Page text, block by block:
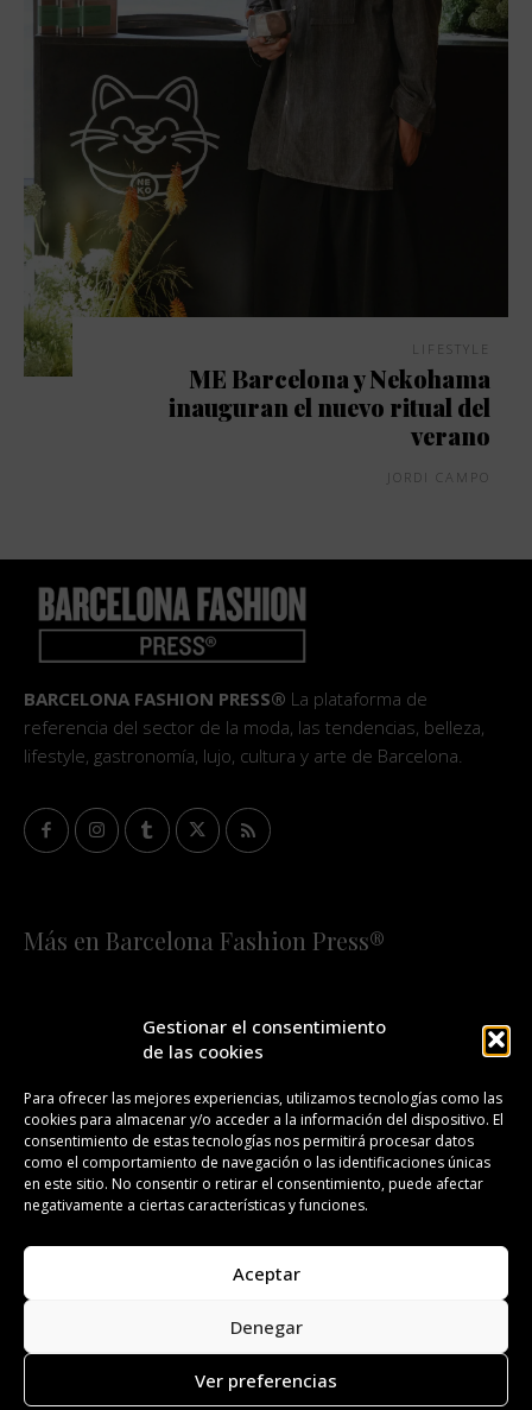
Gestionar el consentimiento
de las cookies
Para ofrecer las mejores experiencias, utilizamos tecnologías como las
cookies para almacenar y/o acceder a la información del dispositivo. El
consentimiento de estas tecnologías nos permitirá procesar datos
como el comportamiento de navegación o las identificaciones únicas
en este sitio. No consentir o retirar el consentimiento, puede afectar
negativamente a ciertas características y funciones.
Aceptar
Denegar
Ver preferencias
LIFESTYLE
ME Barcelona y Nekohama
inauguran el nuevo ritual del
verano
JORDI CAMPO
BARCELONA FASHION PRESS® La plataforma de
referencia del sector de la moda, las tendencias, belleza,
lifestyle, gastronomía, lujo, cultura y arte de Barcelona.
Más en Barcelona Fashion Press®
¡SUSCRÍBETE A NUESTRA FASHION NEWS!
CONTACTO REDACCIÓN PUBLICIDAD
ISSN 2385-4839 DL B 27443-2014
Todos los derechos reservados. Copyright 2008-2024.
Barcelona Fashion Press®/™ es una marca registrada.